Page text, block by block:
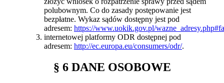
polubownym. Co do zasady postępowanie jest
bezpłatne. Wykaz sądów dostępny jest pod
adresem: https://www.uokik.gov.pl/
internetowej platformy ODR dostępnej pod
adresem: http://ec.europa.eu/consumers/odr/.
§ 6 DANE OSOBOWE